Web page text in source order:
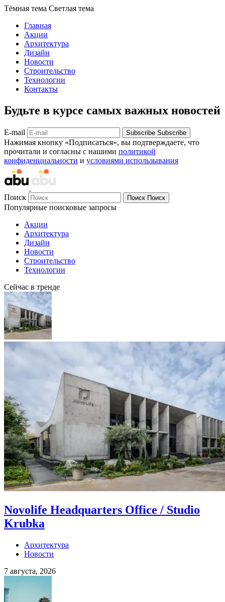
Тёмная тема Светлая тема
Главная
Акции
Архитектура
Дизайн
Новости
Строительство
Технологии
Контакты
Будьте в курсе самых важных новостей
E-mail Subscribe Subscribe
Нажимая кнопку «Подписаться», вы подтверждаете, что
прочитали и согласны с нашими политикой
конфиденциальности и условиями использывания
Поиск Поиск Поиск
Популярные поисковые запросы
Акции
Архитектура
Дизайн
Новости
Строительство
Технологии
Сейчас в тренде
Novolife Headquarters Office / Studio
Krubka
Архитектура
Новости
7 августа, 2026